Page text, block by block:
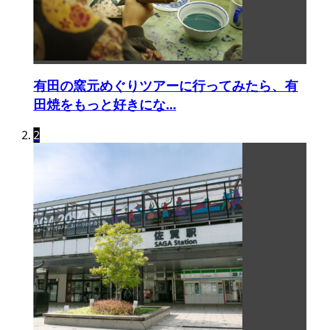
有田の窯元めぐりツアーに行ってみたら、有
田焼をもっと好きにな...
2